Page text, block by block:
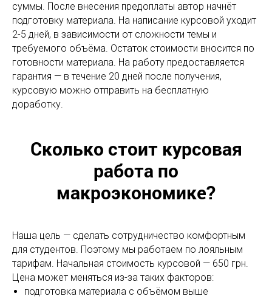
суммы. После внесения предоплаты автор начнёт
подготовку материала. На написание курсовой уходит
2-5 дней, в зависимости от сложности темы и
требуемого объёма. Остаток стоимости вносится по
готовности материала. На работу предоставляется
гарантия — в течение 20 дней после получения,
курсовую можно отправить на бесплатную
доработку.
Сколько стоит курсовая
работа по
макроэкономике?
Наша цель — сделать сотрудничество комфортным
для студентов. Поэтому мы работаем по лояльным
тарифам. Начальная стоимость курсовой — 650 грн.
Цена может меняться из-за таких факторов:
подготовка материала с объёмом выше